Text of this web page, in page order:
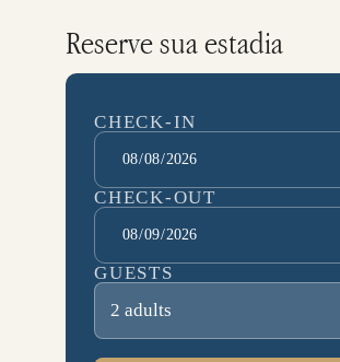
Reserve sua estadia
CHECK-IN
CHECK-OUT
GUESTS
2 adults